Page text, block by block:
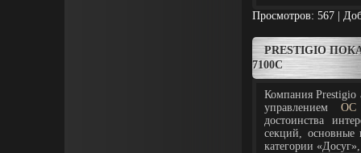
Просмотров: 567 |
PRESTIGIO
7100C
Компания Prestigio
управлением ОС
достоинства
секций, основные
категории